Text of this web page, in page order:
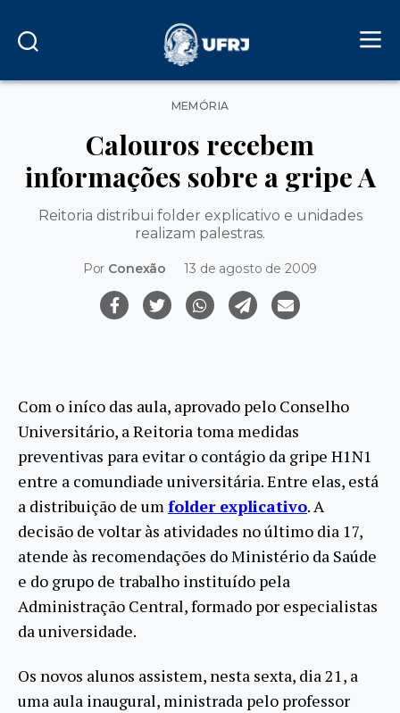
Categorias
MEMÓRIA
Calouros recebem
informações sobre a gripe A
Reitoria distribui folder explicativo e unidades
realizam palestras.
Por Conexão 13 de agosto de 2009
Com o iníco das aula, aprovado pelo Conselho
Universitário, a Reitoria toma medidas
preventivas para evitar o contágio da gripe H1N1
entre a comundiade universitária. Entre elas, está
a distribuição de umfolder explicativo.A
decisão de voltar às atividades no último dia 17,
atende às recomendações do Ministério da Saúde
e do grupo de trabalho instituído pela
Administração Central, formado por especialistas
da universidade.
Os novos alunos assistem, nesta sexta, dia 21, a
uma aula inaugural, ministrada pelo professor